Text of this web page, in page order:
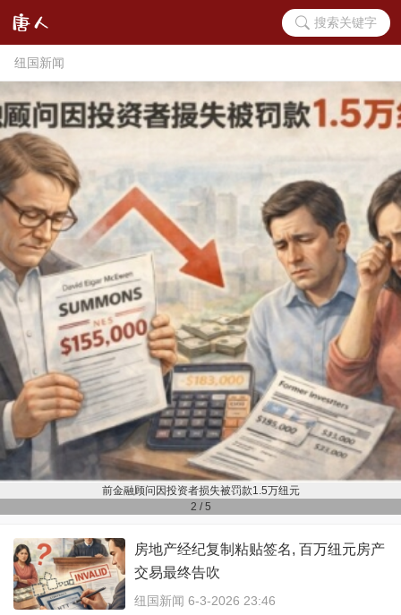
搜索关键字
纽国新闻
Chemist Warehouse今年下半年再
3 /5
房地产经纪复制粘贴签名, 百万纽元房产
交易最终告吹
纽国新闻 6-3-2026 23:46